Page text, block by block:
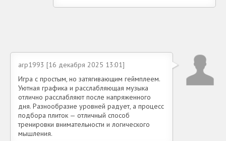
arp1993 [16 декабря 2025 13:01]
Игра с простым, но затягивающим геймплеем.
Уютная графика и расслабляющая музыка
отлично расслабляют после напряженного
дня. Разнообразие уровней радует, а процесс
подбора плиток — отличный способ
тренировки внимательности и логического
мышления.